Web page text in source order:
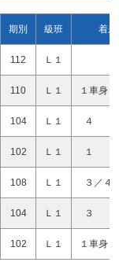
期別 級班 着差
112 Ｌ１
110 Ｌ１ １車身
104 Ｌ１ ４
102 Ｌ１ １
108 Ｌ１ ３／４
104 Ｌ１ ３
102 Ｌ１ １車身